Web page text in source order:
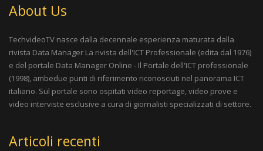
About Us
TechvideoTV nasce dalla decennale esperienza maturata dalla
rivista Data Manager La rivista dell'ICT Professionale (edita dal 1976)
e del portale Data Manager Online - Il Portale dell'ICT professionale
(1998), ambedue punti di riferimento riconosciuti nel panorama ICT
italiano. Sul portale sono ospitati video reportage, video prove e
video interviste esclusive a cura di giornalisti specializzati di settore.
Articoli recenti